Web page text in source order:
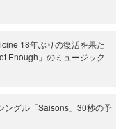
18年ぶりの復活を果た
Enough」のミュージック
ングル「Saisons」30秒の予